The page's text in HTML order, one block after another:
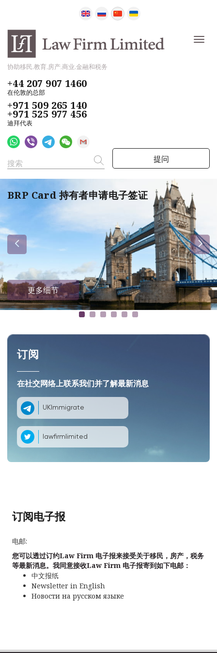
协助移民,教育,房产,商业,金融和税务
+44 207 907 1460
在伦敦的总部
+971 509 265 140
+971 525 977 456
迪拜代表
提问
BRP Card 持有者申请电子签证
更多细节
订阅
在社交网络上联系我们并了解最新消息
UKImmigrate
lawfirmlimited
订阅电子报
电邮:
您可以透过订约Law Firm 电子报来接受关于移民，房产，税务
等最新消息。我同意接收Law Firm 电子报寄到如下电邮：
中文报纸
Newsletter in English
Новости на русском языке